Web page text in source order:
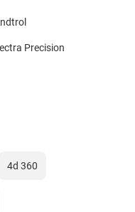
Precision
4d 360